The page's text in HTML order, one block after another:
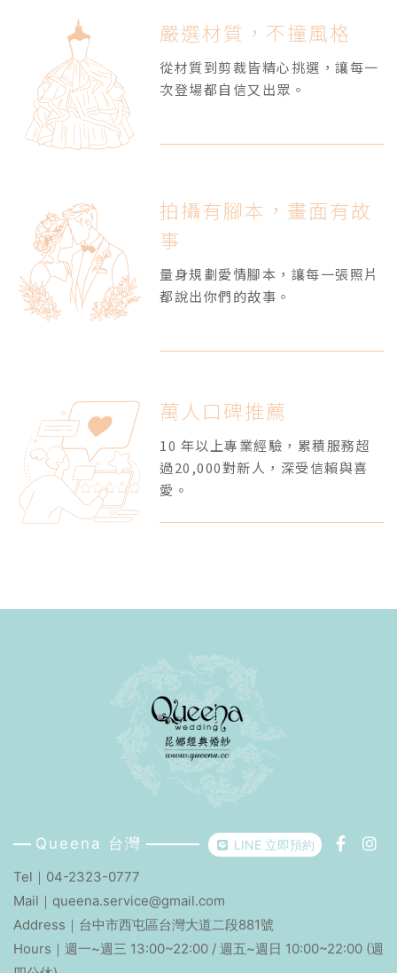
嚴選材質，不撞風格
從材質到剪裁皆精心挑選，讓每一
次登場都自信又出眾。
拍攝有腳本，畫面有故
事
量身規劃愛情腳本，讓每一張照片
都說出你們的故事。
萬人口碑推薦
10 年以上專業經驗，累積服務超
過20,000對新人，深受信賴與喜
愛。
Queena 台灣 LINE 立即預約
Tel｜ 04-2323-0777
Mail｜ queena.service@gmail.com
Address｜ 台中市西屯區台灣大道二段881號
Hours｜週一~週三 13:00~22:00 / 週五~週日 10:00~22:00 (週